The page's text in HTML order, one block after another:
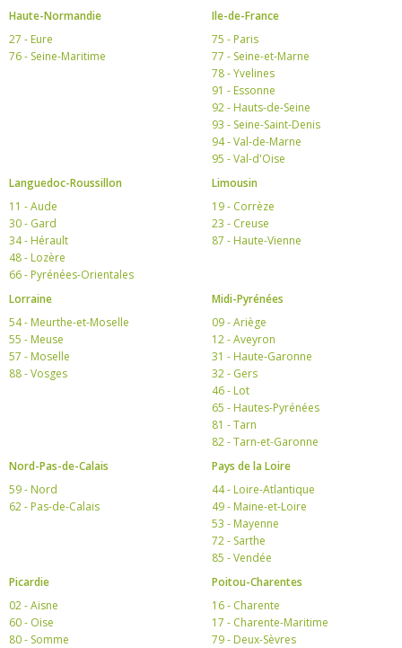
Haute-Normandie
27 - Eure
76 - Seine-Maritime
Ile-de-France
75 - Paris
77 - Seine-et-Marne
78 - Yvelines
91 - Essonne
92 - Hauts-de-Seine
93 - Seine-Saint-Denis
94 - Val-de-Marne
95 - Val-d'Oise
Languedoc-Roussillon
11 - Aude
30 - Gard
34 - Hérault
48 - Lozère
66 - Pyrénées-Orientales
Limousin
19 - Corrèze
23 - Creuse
87 - Haute-Vienne
Lorraine
54 - Meurthe-et-Moselle
55 - Meuse
57 - Moselle
88 - Vosges
Midi-Pyrénées
09 - Ariège
12 - Aveyron
31 - Haute-Garonne
32 - Gers
46 - Lot
65 - Hautes-Pyrénées
81 - Tarn
82 - Tarn-et-Garonne
Nord-Pas-de-Calais
59 - Nord
62 - Pas-de-Calais
Pays de la Loire
44 - Loire-Atlantique
49 - Maine-et-Loire
53 - Mayenne
72 - Sarthe
85 - Vendée
Picardie
02 - Aisne
60 - Oise
80 - Somme
Poitou-Charentes
16 - Charente
17 - Charente-Maritime
79 - Deux-Sèvres